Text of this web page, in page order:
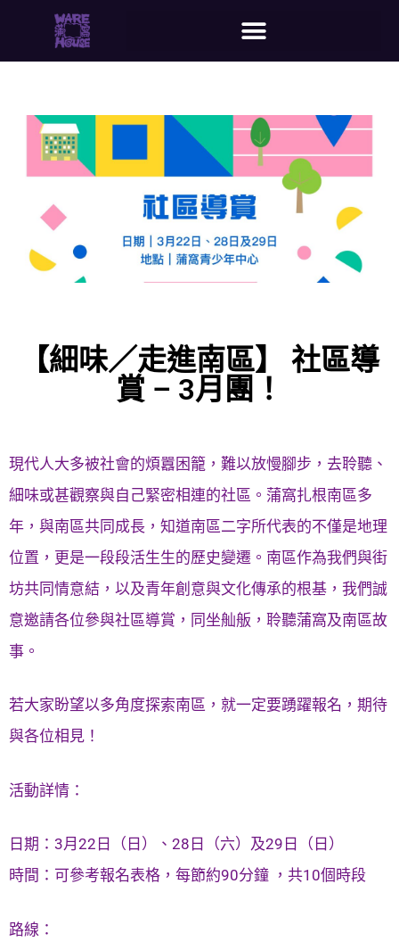
【細味／走進南區】 社區導
賞 – 3月團！
現代人大多被社會的煩囂困籠，難以放慢腳步，去聆聽、
細味或甚觀察與自己緊密相連的社區。蒲窩扎根南區多
年，與南區共同成長，知道南區二字所代表的不僅是地理
位置，更是一段段活生生的歷史變遷。南區作為我們與街
坊共同情意結，以及青年創意與文化傳承的根基，我們誠
意邀請各位參與社區導賞，同坐舢舨，聆聽蒲窩及南區故
事。
若大家盼望以多角度探索南區，就一定要踴躍報名，期待
與各位相見！
活動詳情：
日期：3月22日（日）、28日（六）及29日（日）
時間：可參考報名表格，每節約90分鐘 ，共10個時段
路線：